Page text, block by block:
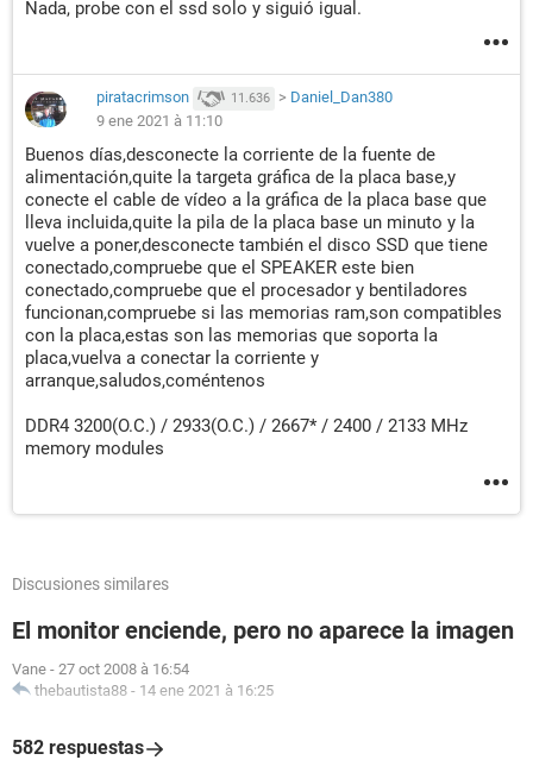
Nada, probe con el ssd solo y siguió igual.
piratacrimson 11.636 > Daniel_Dan380
9 ene 2021 à 11:10
Buenos días,desconecte la corriente de la fuente de
alimentación,quite la targeta gráfica de la placa base,y
conecte el cable de vídeo a la gráfica de la placa base que
lleva incluida,quite la pila de la placa base un minuto y la
vuelve a poner,desconecte también el disco SSD que tiene
conectado,compruebe que el SPEAKER este bien
conectado,compruebe que el procesador y bentiladores
funcionan,compruebe si las memorias ram,son compatibles
con la placa,estas son las memorias que soporta la
placa,vuelva a conectar la corriente y
arranque,saludos,coméntenos
DDR4 3200(O.C.) / 2933(O.C.) / 2667* / 2400 / 2133 MHz
memory modules
Discusiones similares
El monitor enciende, pero no aparece la imagen
Vane - 27 oct 2008 à 16:54
thebautista88 - 14 ene 2021 à 16:25
582 respuestas